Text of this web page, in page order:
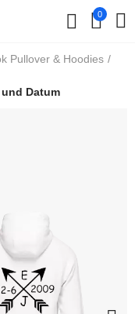
0
Pullover & Hoodies
Datum